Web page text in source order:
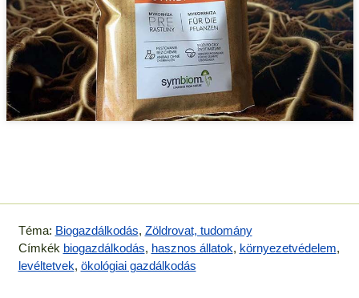
Téma: Biogazdálkodás, Zöldrovat, tudomány
Címkék biogazdálkodás, hasznos állatok, környezetvédelem,
levéltetvek, ökológiai gazdálkodás